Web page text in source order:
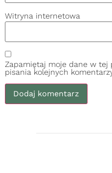
Witryna internetowa
Zapamiętaj moje dane w tej
pisania kolejnych